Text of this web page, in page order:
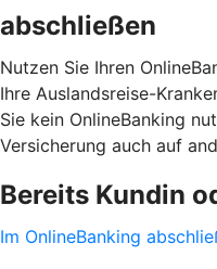
abschließen
Nutzen Sie Ihren
Ihre Auslandsreise-
Sie kein OnlineBanking
Versicherung auch auf
Bereits Kundin
Im OnlineBanking